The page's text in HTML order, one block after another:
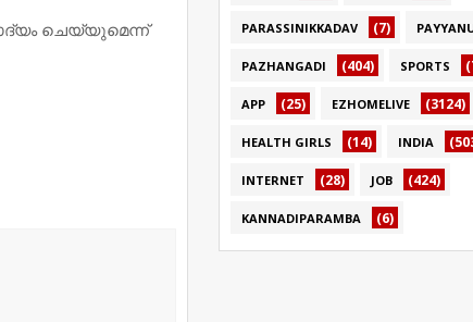
ചെയ്യുമെന്ന്
PARASSINIKKADAV (7)
PAZHANGADI (404) SPORTS
APP (25) EZHOMELIVE (3124)
HEALTH GIRLS (14) INDIA
INTERNET (28) JOB (424)
KANNADIPARAMBA (6)